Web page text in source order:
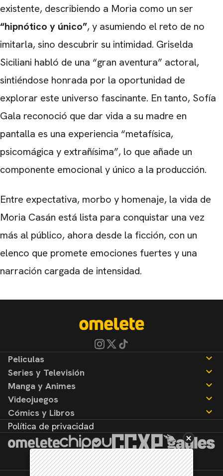
existente, describiendo a Moria como un ser
“hipnótico y único”, y asumiendo el reto de no
imitarla, sino descubrir su intimidad. Griselda
Siciliani habló de una “gran aventura” actoral,
sintiéndose honrada por la oportunidad de
explorar este universo fascinante. En tanto, Sofía
Gala reconoció que dar vida a su madre en
pantalla es una experiencia “metafísica,
psicomágica y extrañísima”, lo que añade un
componente emocional y único a la producción.
Entre expectativa, morbo y homenaje, la vida de
Moria Casán está lista para conquistar una vez
más al público, ahora desde la ficción, con un
elenco que promete emociones fuertes y una
narración cargada de intensidad.
Peliculas
Reseñas
Series y Televisión
Noticias
Reseñas
Manga y Animes
Noticias
Reseñas
Videojuegos
Noticias
Reseñas
Cómics y Libros
Noticias
Reseñas
Política de privacidad